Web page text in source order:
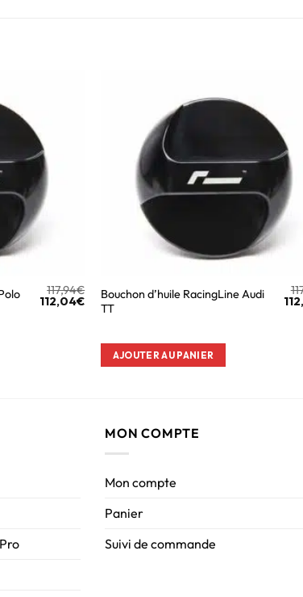
117,94€
112,04€
Bouchon d’huile RacingLine Audi
TT
AJOUTER AU PANIER
MON COMPTE
Mon compte
Panier
Suivi de commande